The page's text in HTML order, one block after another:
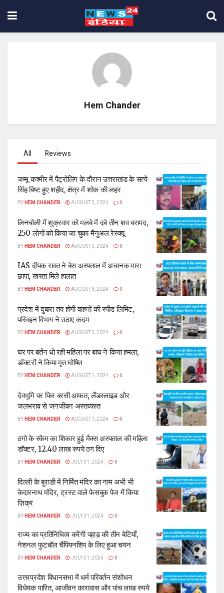
Hem Chander
All Reviews
जम्मू कश्मीर में पैट्रोलिंग के दौरान उत्तराखंड के सत्ये
सिंह बिष्ट हुए शहीद, क्षेत्र में शोक की लहर
BYHEM CHANDER AUGUST 3, 2024 0
लिनचोली में शुक्रवार को मलबे में दबे तीन शव बरामद,
250 लोगों को किया जा चुका मैनुअल रेस्क्यू
BYHEM CHANDER AUGUST 3, 2024 0
IAS दीपक रावत ने बेस अस्पताल में अचानक मारा
छापा, खस्ता मिले हालात
BYHEM CHANDER AUGUST 3, 2024 0
प्रदेश में दुबारा तय होगी वाहनों की स्पीड लिमिट,
परिवहन विभाग ने उठाए कदम
BYHEM CHANDER AUGUST 3, 2024 0
घर पर बर्तन धो रही महिला पर बाघ ने किया हमला,
डॉक्टरों ने किया मृत घोषित
BYHEM CHANDER AUGUST 1, 2024 0
देवभूमि पर फिर बरसी आफत, लैंडस्लाइड और
जलभराव से जनजीवन अस्तव्यस्त
BYHEM CHANDER AUGUST 1, 2024 0
ठगो के स्कैम का शिकार हुई मैक्स अस्पताल की महिला
डॉक्टर, 12.40 लाख रुपये ठग दिए
BYHEM CHANDER JULY 31, 2024 0
दिल्ली के बुराडी में निर्मित मंदिर का नाम अभी भी
केदारनाथ मंदिर, ट्रस्ट वाले फेसबुक पेज में किया
ज़िक्र
BYHEM CHANDER JULY 31, 2024 0
राज्य का प्रतिनिधित्व करेंगी पहाड़ की तीन बेटियाँ,
नेशनल फुटबॉल चैंपियनशिप के लिए हुआ चयन
BYHEM CHANDER JULY 31, 2024 0
उत्तरप्रदेश विधानसभा में धर्म परिवर्तन संशोधन
विधेयक पारित, आजीवन कारावास और पांच लाख रुपये